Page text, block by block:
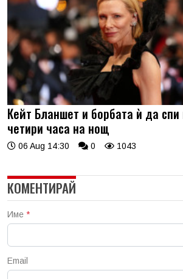
Кейт Бланшет и борбата ѝ да спи
четири часа на нощ
06 Aug 14:30 0 1043
КОМЕНТИРАЙ
Име *
Email